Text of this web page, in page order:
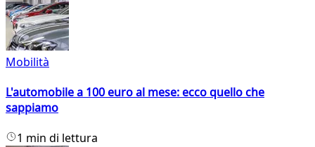
Mobilità
L'automobile a 100 euro al mese: ecco quello che
sappiamo
1 min di lettura